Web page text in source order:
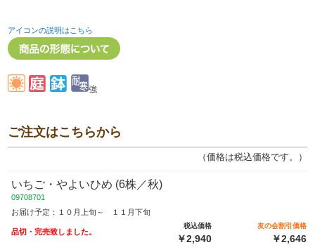
アイコンの説明はこちら
強
ご注文はこちらから
（価格は税込価格です。）
いちご・やよいひめ (6株／秋)
09708701
お届け予定：１０月上旬～ １１月下旬
品切・完売致しました。
税込価格
￥2,940
友の会割引価格
￥2,646